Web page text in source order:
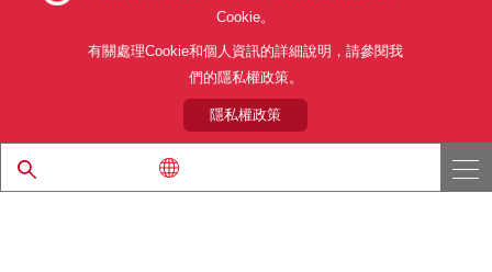
利用目的 隱私權政策
關於本公司產品銷售之標準條款(PDF)
© 1997 - 2026 ROHM CO., LTD. ALL RIGHTS RESERVED.
Cookie。
有關處理Cookie和個人資訊的詳細說明，請參閱我
們的隱私權政策。
隱私權政策